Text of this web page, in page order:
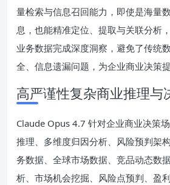
量检索与信息召回能力，即使是海量
息，也能精准定位、提取与关联分析
业务数据完成深度洞察，避免了传统
全、信息遗漏问题，为企业商业决策
高严谨性复杂商业推理与
Claude Opus 4.7 针对企业商业决策
推理、多维度归因分析、风险预判架
务数据、全球市场数据、竞品动态数
析、市场机会挖掘、风险点预判、盈